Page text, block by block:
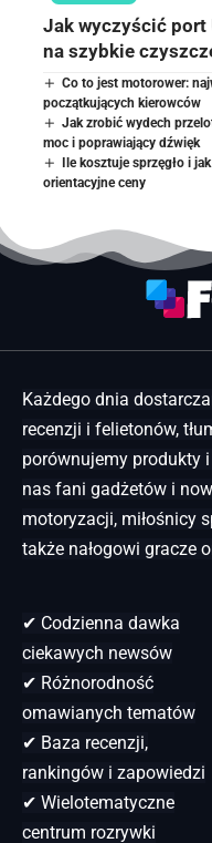
Jak wyczyścić port
na szybkie
Co to jest motorower:
początkujących kierowców
Jak zrobić wydech
moc i poprawiający dźwięk
Ile kosztuje sprzęgło i
orientacyjne ceny
Każdego dnia
recenzji i felietonów,
porównujemy produkty
nas fani gadżetów i
motoryzacji, miłośnicy
także nałogowi gracze
✔ Codzienna dawka
ciekawych newsów
✔ Różnorodność
omawianych tematów
✔ Baza recenzji,
rankingów i zapowiedzi
✔ Wielotematyczne
centrum rozrywki